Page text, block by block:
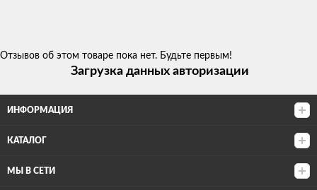
Отзывов об этом товаре пока нет. Будьте первым!
Загрузка данных авторизации
ИНФОРМАЦИЯ
КАТАЛОГ
МЫ В СЕТИ